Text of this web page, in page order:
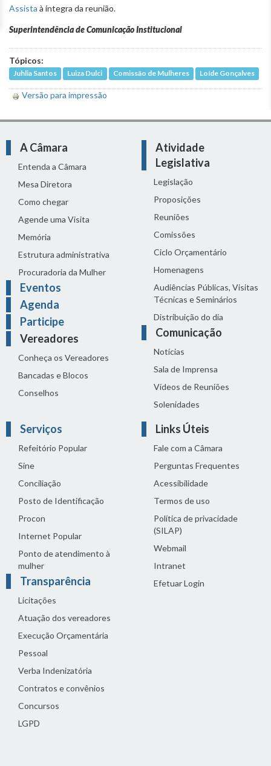
Assista à íntegra da reunião.
Superintendência de Comunicação Institucional
Tópicos:
Juhlia Santos Luiza Dulci Comissão de Mulheres Loíde Gonçalves
Versão para impressão
A Câmara
Entenda a Câmara
Mesa Diretora
Como chegar
Agende uma Visita
Memória
Estrutura administrativa
Procuradoria da Mulher
Eventos
Agenda
Participe
Vereadores
Conheça os Vereadores
Bancadas e Blocos
Conselhos
Atividade
Legislativa
Legislação
Proposições
Reuniões
Comissões
Ciclo Orçamentário
Homenagens
Audiências Públicas, Visitas
Técnicas e Seminários
Distribuição do dia
Comunicação
Notícias
Sala de Imprensa
Vídeos de Reuniões
Solenidades
Serviços
Refeitório Popular
Sine
Conciliação
Posto de Identificação
Procon
Internet Popular
Ponto de atendimento à
mulher
Transparência
Licitações
Atuação dos vereadores
Execução Orçamentária
Pessoal
Verba Indenizatória
Contratos e convênios
Concursos
LGPD
Links Úteis
Fale com a Câmara
Perguntas Frequentes
Acessibilidade
Termos de uso
Política de privacidade
(SILAP)
Webmail
Intranet
Efetuar Login